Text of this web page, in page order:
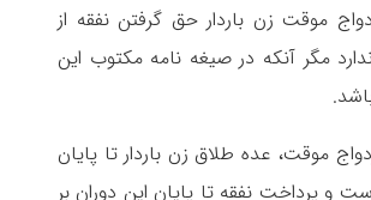
موقت زن باردار حق گرفتن نفقه از
مگر آنکه در صیغه نامه مکتوب این
موقت، عده طلاق زن باردار تا پایان
و پرداخت نفقه تا پایان این دوران بر